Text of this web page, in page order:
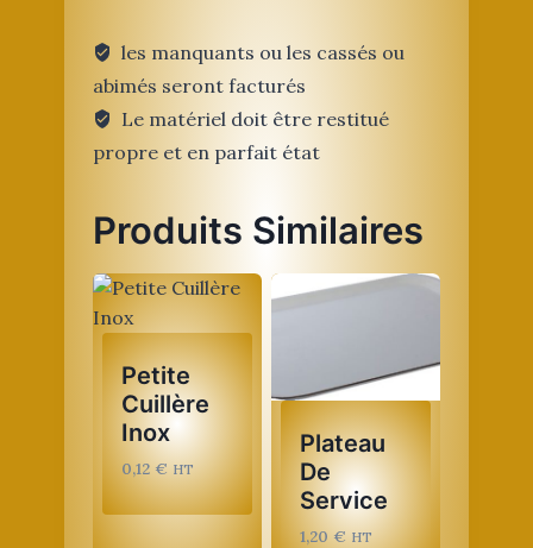
les manquants ou les cassés ou
abimés seront facturés
Le matériel doit être restitué
propre et en parfait état
Produits Similaires
Petite
Cuillère
Inox
0,12 € HT
Plateau
De
Service
1,20 € HT